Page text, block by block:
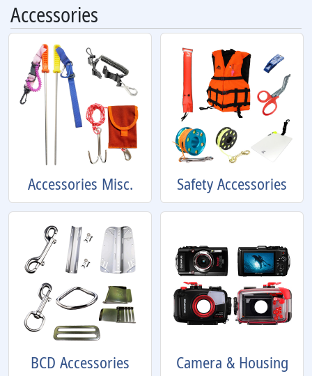
Accessories
Accessories Misc. Safety Accessories
BCD Accessories Camera & Housing